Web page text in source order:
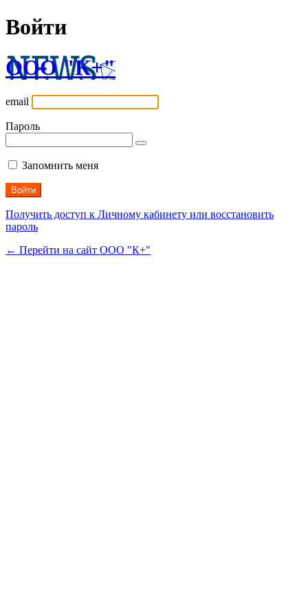
Войти
ООО "К+"
email
Пароль
Запомнить меня
Получить доступ к Личному кабинету или восстановить
пароль
← Перейти на сайт ООО "К+"